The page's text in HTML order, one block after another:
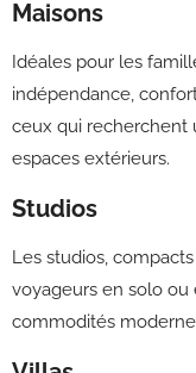
Maisons
Idéales pour les
indépendance,
ceux qui recherchent
espaces extérieurs.
Studios
Les studios,
voyageurs en solo
commodités